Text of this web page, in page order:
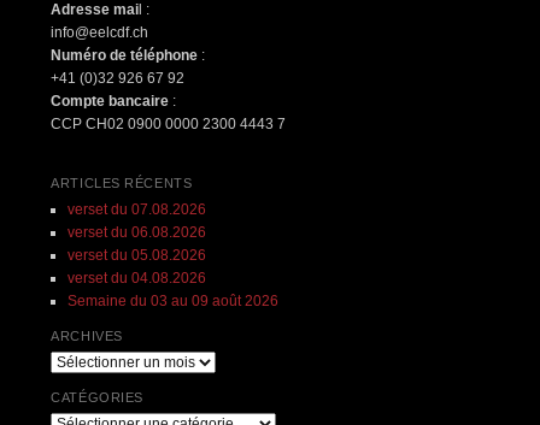
Adresse mai l :
info@eelcdf.ch
Numéro de téléphone :
+41 (0)32 926 67 92
Compte bancaire :
CCP CH02 0900 0000 2300 4443 7
ARTICLES RÉCENTS
verset du 07.08.2026
verset du 06.08.2026
verset du 05.08.2026
verset du 04.08.2026
Semaine du 03 au 09 août 2026
ARCHIVES
Archives
CATÉGORIES